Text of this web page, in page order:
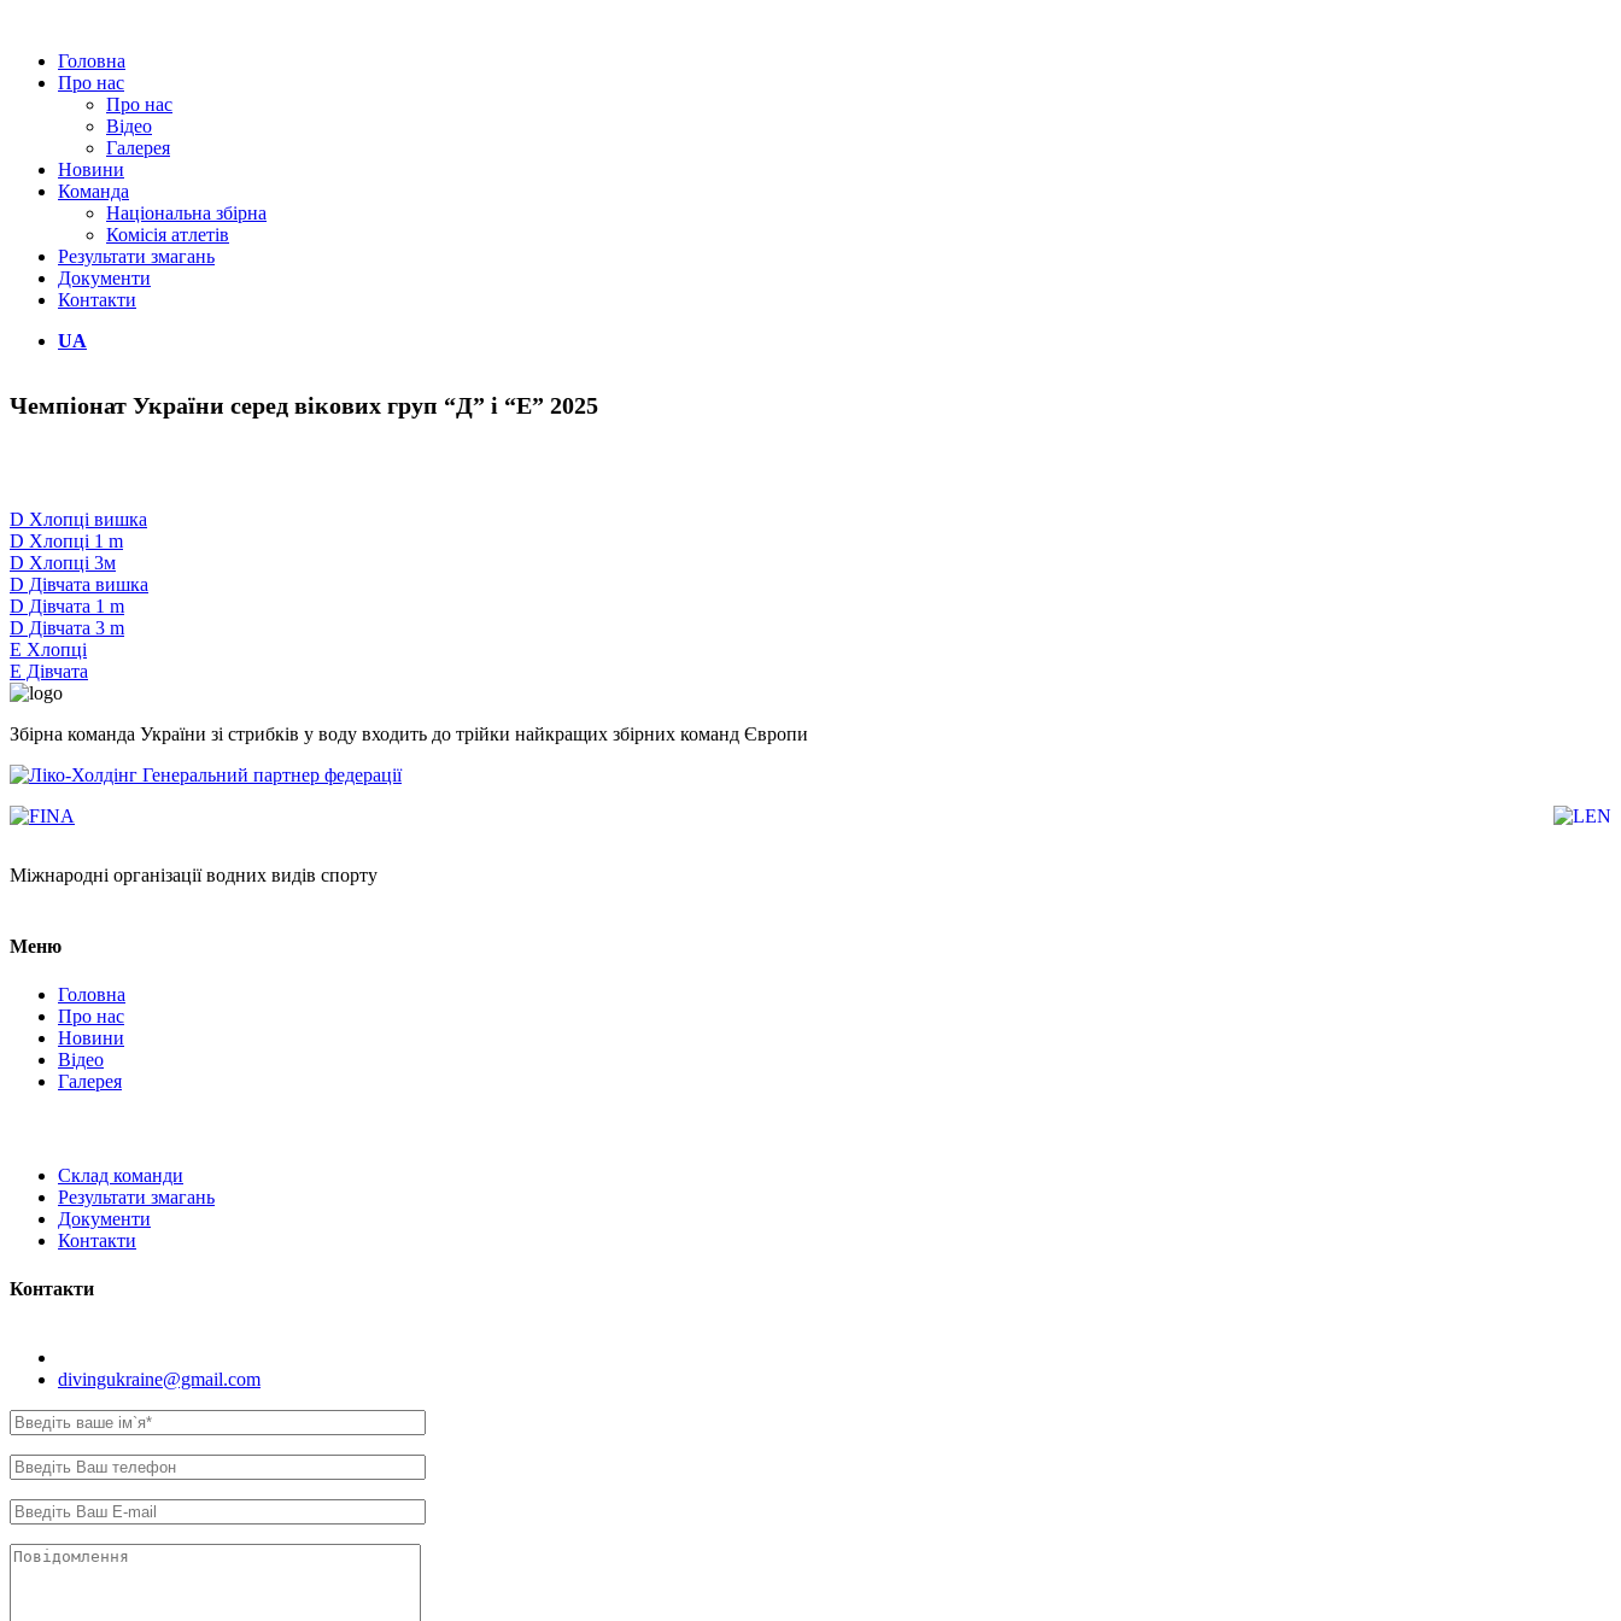
Головна
Про нас
Про нас
Відео
Галерея
Новини
Команда
Національна збірна
Комісія атлетів
Результати змагань
Документи
Контакти
UA
Чемпіонат України серед вікових груп “Д” і “Е” 2025
D Хлопці вишка
D Хлопці 1 m
D Хлопці 3м
D Дівчата вишка
D Дівчата 1 m
D Дівчата 3 m
E Хлопці
E Дівчата
Збірна команда України зі стрибків у воду входить до трійки найкращих збірних команд Європи
Генеральний партнер федерації
Міжнародні організації водних видів спорту
Меню
Головна
Про нас
Новини
Відео
Галерея
Склад команди
Результати змагань
Документи
Контакти
Контакти
divingukraine@gmail.com